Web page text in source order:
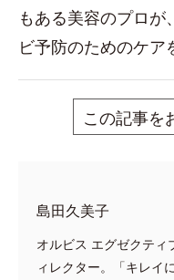
もある美容のプロが
ビ予防のためのケア
この記事を
島田久美子
オルビス エグゼクティ
ィレクター。「キレイ